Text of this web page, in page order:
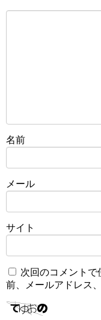
名前
メール
サイト
次回のコメントで
前、メールアドレス